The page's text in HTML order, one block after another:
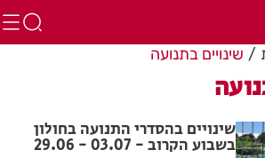
שינויים בתנועה
שינויים בהסדרי התנועה בחולון
בשבוע הקרוב - 03.07 - 29.06